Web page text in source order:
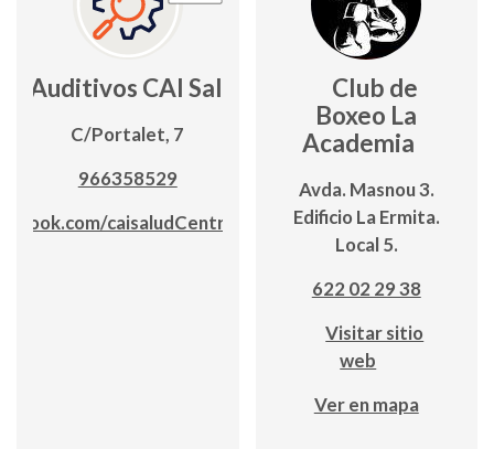
Auditivos CAI Salud Calpe
C/Portalet, 7
966358529
caisaludCentrosauditivos
Club de
Boxeo La
Academia
Avda. Masnou 3.
Edificio La Ermita.
Local 5.
622 02 29 38
Visitar sitio
web
Ver en mapa